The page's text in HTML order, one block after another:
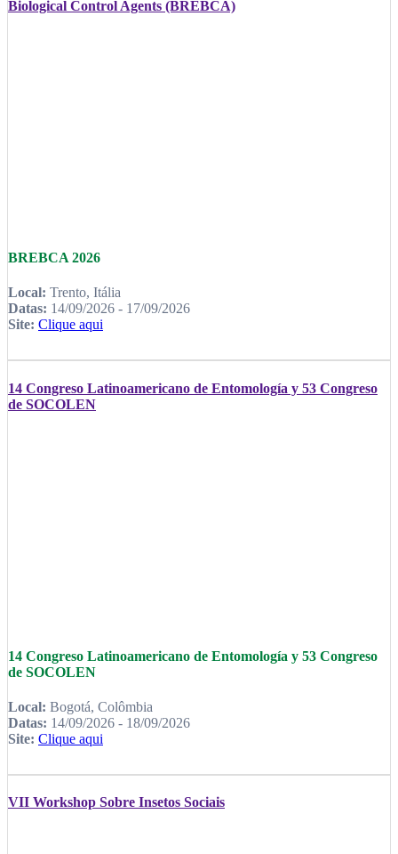
Biological Control Agents (BREBCA)
BREBCA 2026
Local: Trento, Itália
Datas: 14/09/2026 - 17/09/2026
Site: Clique aqui
14 Congreso Latinoamericano de Entomología y 53 Congreso
de SOCOLEN
14 Congreso Latinoamericano de Entomología y 53 Congreso
de SOCOLEN
Local: Bogotá, Colômbia
Datas: 14/09/2026 - 18/09/2026
Site: Clique aqui
VII Workshop Sobre Insetos Sociais